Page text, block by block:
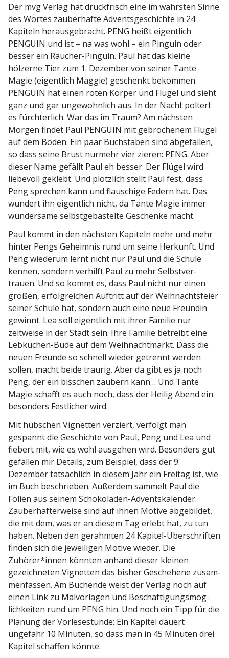
Der mvg Verlag hat druck­frisch eine im wahrsten Sinne
des Wortes zauber­hafte Advents­ge­schichte in 24
Kapiteln heraus­ge­bracht. PENG heißt eigentlich
PENGUIN und ist – na was wohl – ein Pinguin oder
besser ein Räucher-Pinguin. Paul hat das kleine
hölzerne Tier zum 1. Dezember von seiner Tante
Magie (eigentlich Maggie) geschenkt bekommen.
PENGUIN hat einen roten Körper und Flügel und sieht
ganz und gar ungewöhnlich aus. In der Nacht poltert
es fürch­terlich. War das im Traum? Am nächsten
Morgen findet Paul PENGUIN mit gebro­chenem Flügel
auf dem Boden. Ein paar Buchstaben sind abgefallen,
so dass seine Brust nurmehr vier zieren: PENG. Aber
dieser Name gefällt Paul eh besser. Der Flügel wird
liebevoll geklebt. Und plötzlich stellt Paul fest, dass
Peng sprechen kann und flauschige Federn hat. Das
wundert ihn eigentlich nicht, da Tante Magie immer
wundersame selbst­ge­bas­telte Geschenke macht.
Paul kommt in den nächsten Kapiteln mehr und mehr
hinter Pengs Geheimnis rund um seine Herkunft. Und
Peng wiederum lernt nicht nur Paul und die Schule
kennen, sondern verhilft Paul zu mehr Selbst­ver­
trauen. Und so kommt es, dass Paul nicht nur einen
großen, erfolg­reichen Auftritt auf der Weihnachts­feier
seiner Schule hat, sondern auch eine neue Freundin
gewinnt. Lea soll eigentlich mit ihrer Familie nur
zeitweise in der Stadt sein. Ihre Familie betreibt eine
Lebkuchen-Bude auf dem Weihnacht­markt. Dass die
neuen Freunde so schnell wieder getrennt werden
sollen, macht beide traurig. Aber da gibt es ja noch
Peng, der ein bisschen zaubern kann… Und Tante
Magie schafft es auch noch, dass der Heilig Abend ein
besonders Festlicher wird.
Mit hübschen Vignetten verziert, verfolgt man
gespannt die Geschichte von Paul, Peng und Lea und
fiebert mit, wie es wohl ausgehen wird. Besonders gut
gefallen mir Details, zum Beispiel, dass der 9.
Dezember tatsächlich in diesem Jahr ein Freitag ist, wie
im Buch beschrieben. Außerdem sammelt Paul die
Folien aus seinem Schoko­laden-Advents­ka­lender.
Zauber­haf­ter­weise sind auf ihnen Motive abgebildet,
die mit dem, was er an diesem Tag erlebt hat, zu tun
haben. Neben den gerahmten 24 Kapitel-Überschriften
finden sich die jewei­ligen Motive wieder. Die
Zuhörer*innen könnten anhand dieser kleinen
gezeich­neten Vignetten das bisher Geschehene zusam­
men­fassen. Am Buchende weist der Verlag noch auf
einen Link zu Malvor­lagen und Beschäf­ti­gungs­mög­
lich­keiten rund um PENG hin. Und noch ein Tipp für die
Planung der Vorle­se­stunde: Ein Kapitel dauert
ungefähr 10 Minuten, so dass man in 45 Minuten drei
Kapitel schaffen könnte.